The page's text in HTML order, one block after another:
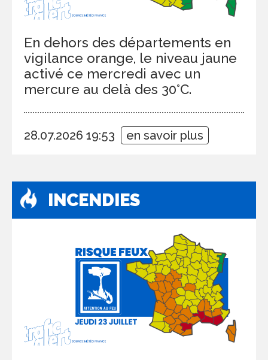
En dehors des départements en
vigilance orange, le niveau jaune
activé ce mercredi avec un
mercure au delà des 30°C.
28.07.2026 19:53 en savoir plus
INCENDIES